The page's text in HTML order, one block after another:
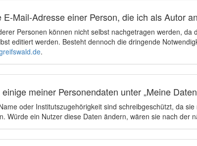
Mail-Adresse einer Person, die ich als Autor
Personen können nicht selbst nachgetragen werden,
editiert werden. Besteht dennoch die dringende
.
meiner Personendaten unter „Meine
oder Institutszugehörigkeit sind schreibgeschützt, da
Würde ein Nutzer diese Daten ändern, wären sie nach